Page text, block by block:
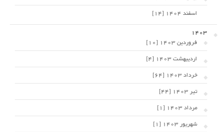
اسفند 1404 [14]
1403
فروردین 1403 [10]
اردیبهشت 1403 [4]
خرداد 1403 [64]
تیر 1403 [44]
مرداد 1403 [1]
شهریور 1403 [1]